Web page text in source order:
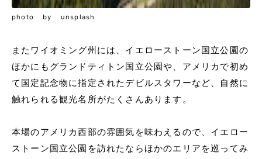
photo by unsplash
またワイオミング州には、イエローストーン国立公園の
ほかにもグランドティトン国立公園や、アメリカで初め
て国定記念物に指定されたデビルスタワーなど、自然に
触れられる観光名所がたくさんあります。
本場のアメリカ西部の雰囲気を味わえるので、イエロー
ストーン国立公園を訪れたならほかのエリアを巡ってみ